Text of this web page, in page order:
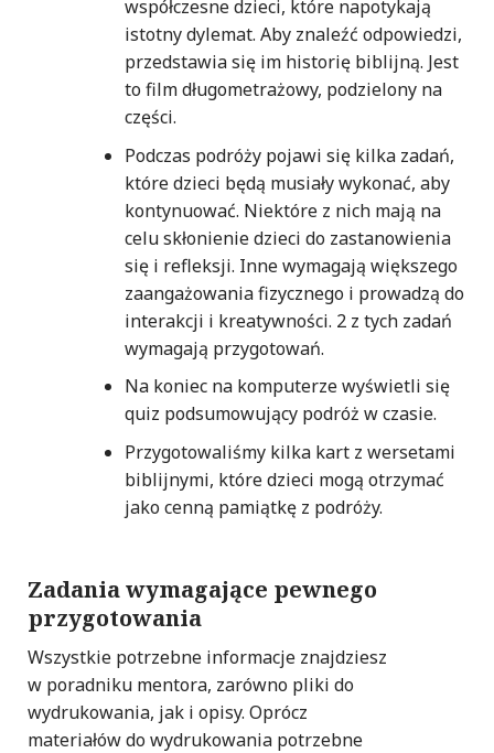
współczesne dzieci, które napotykają
istotny dylemat. Aby znaleźć odpowiedzi,
przedstawia się im historię biblijną. Jest
to film długometrażowy, podzielony na
części.
Podczas podróży pojawi się kilka zadań,
które dzieci będą musiały wykonać, aby
kontynuować. Niektóre z nich mają na
celu skłonienie dzieci do zastanowienia
się i refleksji. Inne wymagają większego
zaangażowania fizycznego i prowadzą do
interakcji i kreatywności. 2 z tych zadań
wymagają przygotowań.
Na koniec na komputerze wyświetli się
quiz podsumowujący podróż w czasie.
Przygotowaliśmy kilka kart z wersetami
biblijnymi, które dzieci mogą otrzymać
jako cenną pamiątkę z podróży.
Zadania wymagające pewnego
przygotowania
Wszystkie potrzebne informacje znajdziesz
w poradniku mentora, zarówno pliki do
wydrukowania, jak i opisy. Oprócz
materiałów do wydrukowania potrzebne